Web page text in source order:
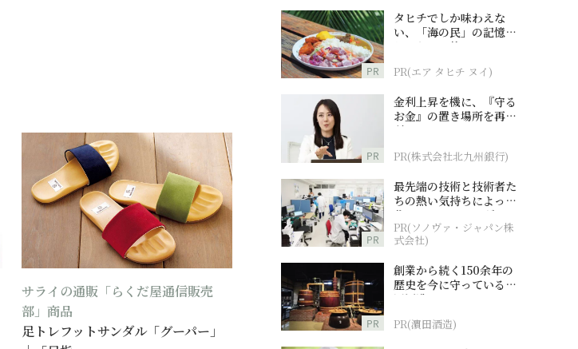
サライの通販「らくだ屋通信販売
部」商品
足トレフットサンダル「グーパー」
PR
タヒチでしか味わえな
い、「海の民」の記憶へ
とつながる旅
PR(エア タヒチ ヌイ)
PR
金利上昇を機に、『守る
お金』の置き場所を再検
討
PR(株式会社北九州銀行)
PR
最先端の技術と技術者た
ちの熱い気持ちによって
作られているオーダーメ
イド補聴器
PR(ソノヴァ・ジャパン株
式会社)
PR
創業から続く150余年の
歴史を今に守っている濵
田酒造
PR(濵田酒造)